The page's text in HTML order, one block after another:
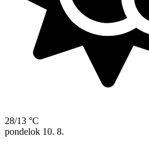
28/13 °C
pondelok 10. 8.